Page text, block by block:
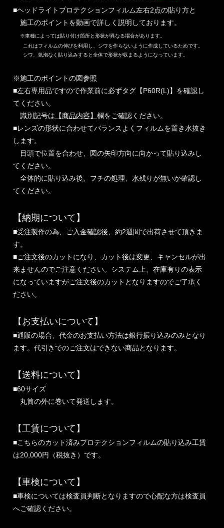
■ヘッドライトプロテクションフィルム左右2点の貼り方と
施工のポイントを動画で詳しく説明しております。
※車種によっては貼り付け箇所と形状が異なる場合があります。
これはフィルムの伸びを利用し、シワを作らないように作成しているためです。
シワ、気泡なく貼り込みすると全体で形状が収まるようになっています。
※施工のポイントの図参照
■左右専用品ですので作業前に必ずタグ【P60R(L)】を確認し
てください。
識別記号は 【商品内容】欄をご確認ください。
■レンズの形状に合わせてバランスよくフィルムを置き水抜き
します。
目頭で位置を合わせ、図の矢印方向に向かって貼り込みし
てください。
全体的に貼り込み後、フチの処理、水残りが無いか確認し
てください。
【納期について】
■受注製作の為、ご入金確認後、約2週間で出荷させて頂きま
す。
■ご注文後のカットになり、カット後は変更、キャンセルが出
来ませんのでご注意ください。システム上、在庫有りの表示
になっていますがご注文後のカットとなりますのでご了承く
ださい。
【お支払いについて】
■通販の場合、代金のお支払い方法は銀行振り込みのみとなり
ます。代引きでのご注文はできない商品となります。
【送料について】
■60サイズ
丸筒の外に巻いて発送します。
【工賃について】
■こちらのカット済みプロテクションフィルムの貼り込み工賃
は20,000円（税抜き）です。
【車検について】
■車検については検査員判断となりますので心配な方は検査員
へご確認ください。